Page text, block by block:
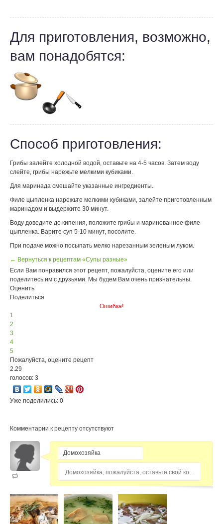
Для приготовления, возможно,
вам понадобятся:
Способ приготовления:
Грибы залейте холодной водой, оставьте на 4-5 часов. Затем воду
слейте, грибы нарежьте мелкими кубиками.
Для маринада смешайте указанные ингредиенты.
Филе цыпленка нарежьте мелкими кубиками, залейте приготовленным
маринадом и выдержите 30 минут.
Воду доведите до кипения, положите грибы и маринованное филе
цыпленка. Варите суп 5-10 минут, посолите.
При подаче можно посыпать мелко нарезанным зеленым луком.
← Вернуться к рецептам «Супы разные»
Если Вам понравился этот рецепт, пожалуйста, оцените его или
поделитесь им с друзьями. Мы будем Вам очень признательны.
Оценить
Поделиться
Ошибка!
1
2
3
4
5
Пожалуйста, оцените рецепт
2.29
голосов: 3
Уже поделились: 0
Комментарии к рецепту отсутствуют